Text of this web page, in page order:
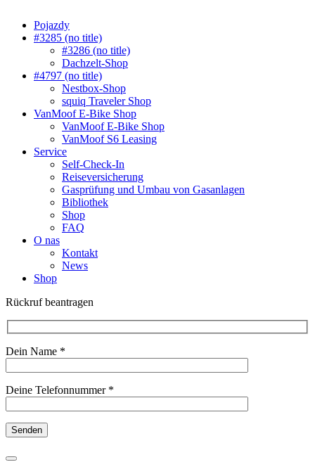
Pojazdy
#3285 (no title)
#3286 (no title)
Dachzelt-Shop
#4797 (no title)
Nestbox-Shop
squiq Traveler Shop
VanMoof E-Bike Shop
VanMoof E-Bike Shop
VanMoof S6 Leasing
Service
Self-Check-In
Reiseversicherung
Gasprüfung und Umbau von Gasanlagen
Bibliothek
Shop
FAQ
O nas
Kontakt
News
Shop
Rückruf beantragen
Dein Name *
Deine Telefonnummer *